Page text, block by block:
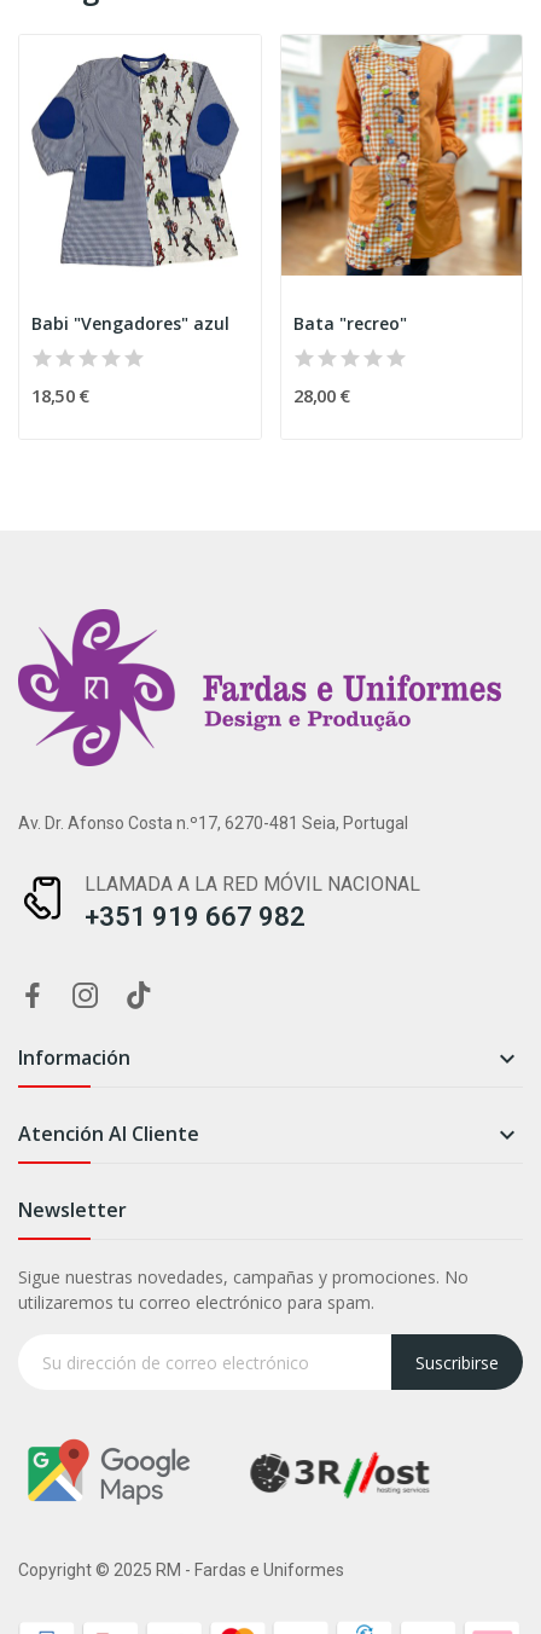
Babi "Vengadores" azul
18,50 €
Bata "recreo"
28,00 €
Av. Dr. Afonso Costa n.º17, 6270-481 Seia, Portugal
LLAMADA A LA RED MÓVIL NACIONAL
+351 919 667 982
Información 
Atención Al Cliente 
Newsletter
Sigue nuestras novedades, campañas y promociones. No
utilizaremos tu correo electrónico para spam.
Suscribirse
Copyright © 2025 RM - Fardas e Uniformes